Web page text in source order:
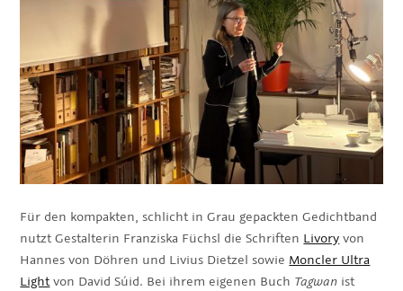
Für den kompakten, schlicht in Grau gepackten Gedichtband
nutzt Gestalterin Franziska Füchsl die Schriften Livory von
Hannes von Döhren und Livius Dietzel sowie Moncler Ultra
Lightvon David Súid. Bei ihrem eigenen Buch Tagwan ist